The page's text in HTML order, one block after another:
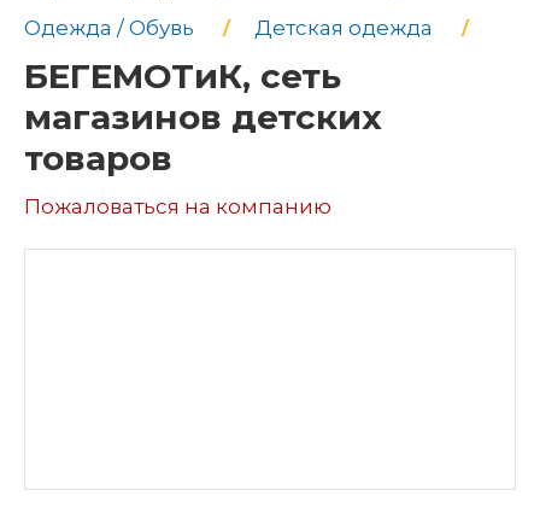
Одежда / Обувь
Детская одежда
БЕГЕМОТиК, сеть
магазинов детских
товаров
Пожаловаться на компанию